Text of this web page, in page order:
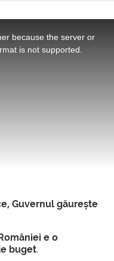
because the server or
is not supported.
Guvernul găurește
e o
buget.